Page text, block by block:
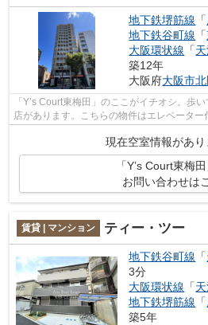
地下鉄堺筋線 「
地下鉄谷町線 「
大阪環状線 「
築12年
大阪府大阪市
「Y’s Court東梅田」のここがイチオシ。歩
店があります。こちらの物件はエレベータ
現在空室情報があり
「Y’s Court東梅
お問い合わせは
賃貸 | マンション ティー・ツー
地下鉄谷町線 「
3分
大阪環状線 「
地下鉄堺筋線 「
築5年